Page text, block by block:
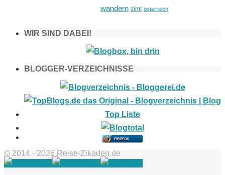
wandern zimt österreich
WIR SIND DABEI!
BLOGGER-VERZEICHNISSE
FIREFOX
© 2014 - 2026 Reise-Zikaden.de